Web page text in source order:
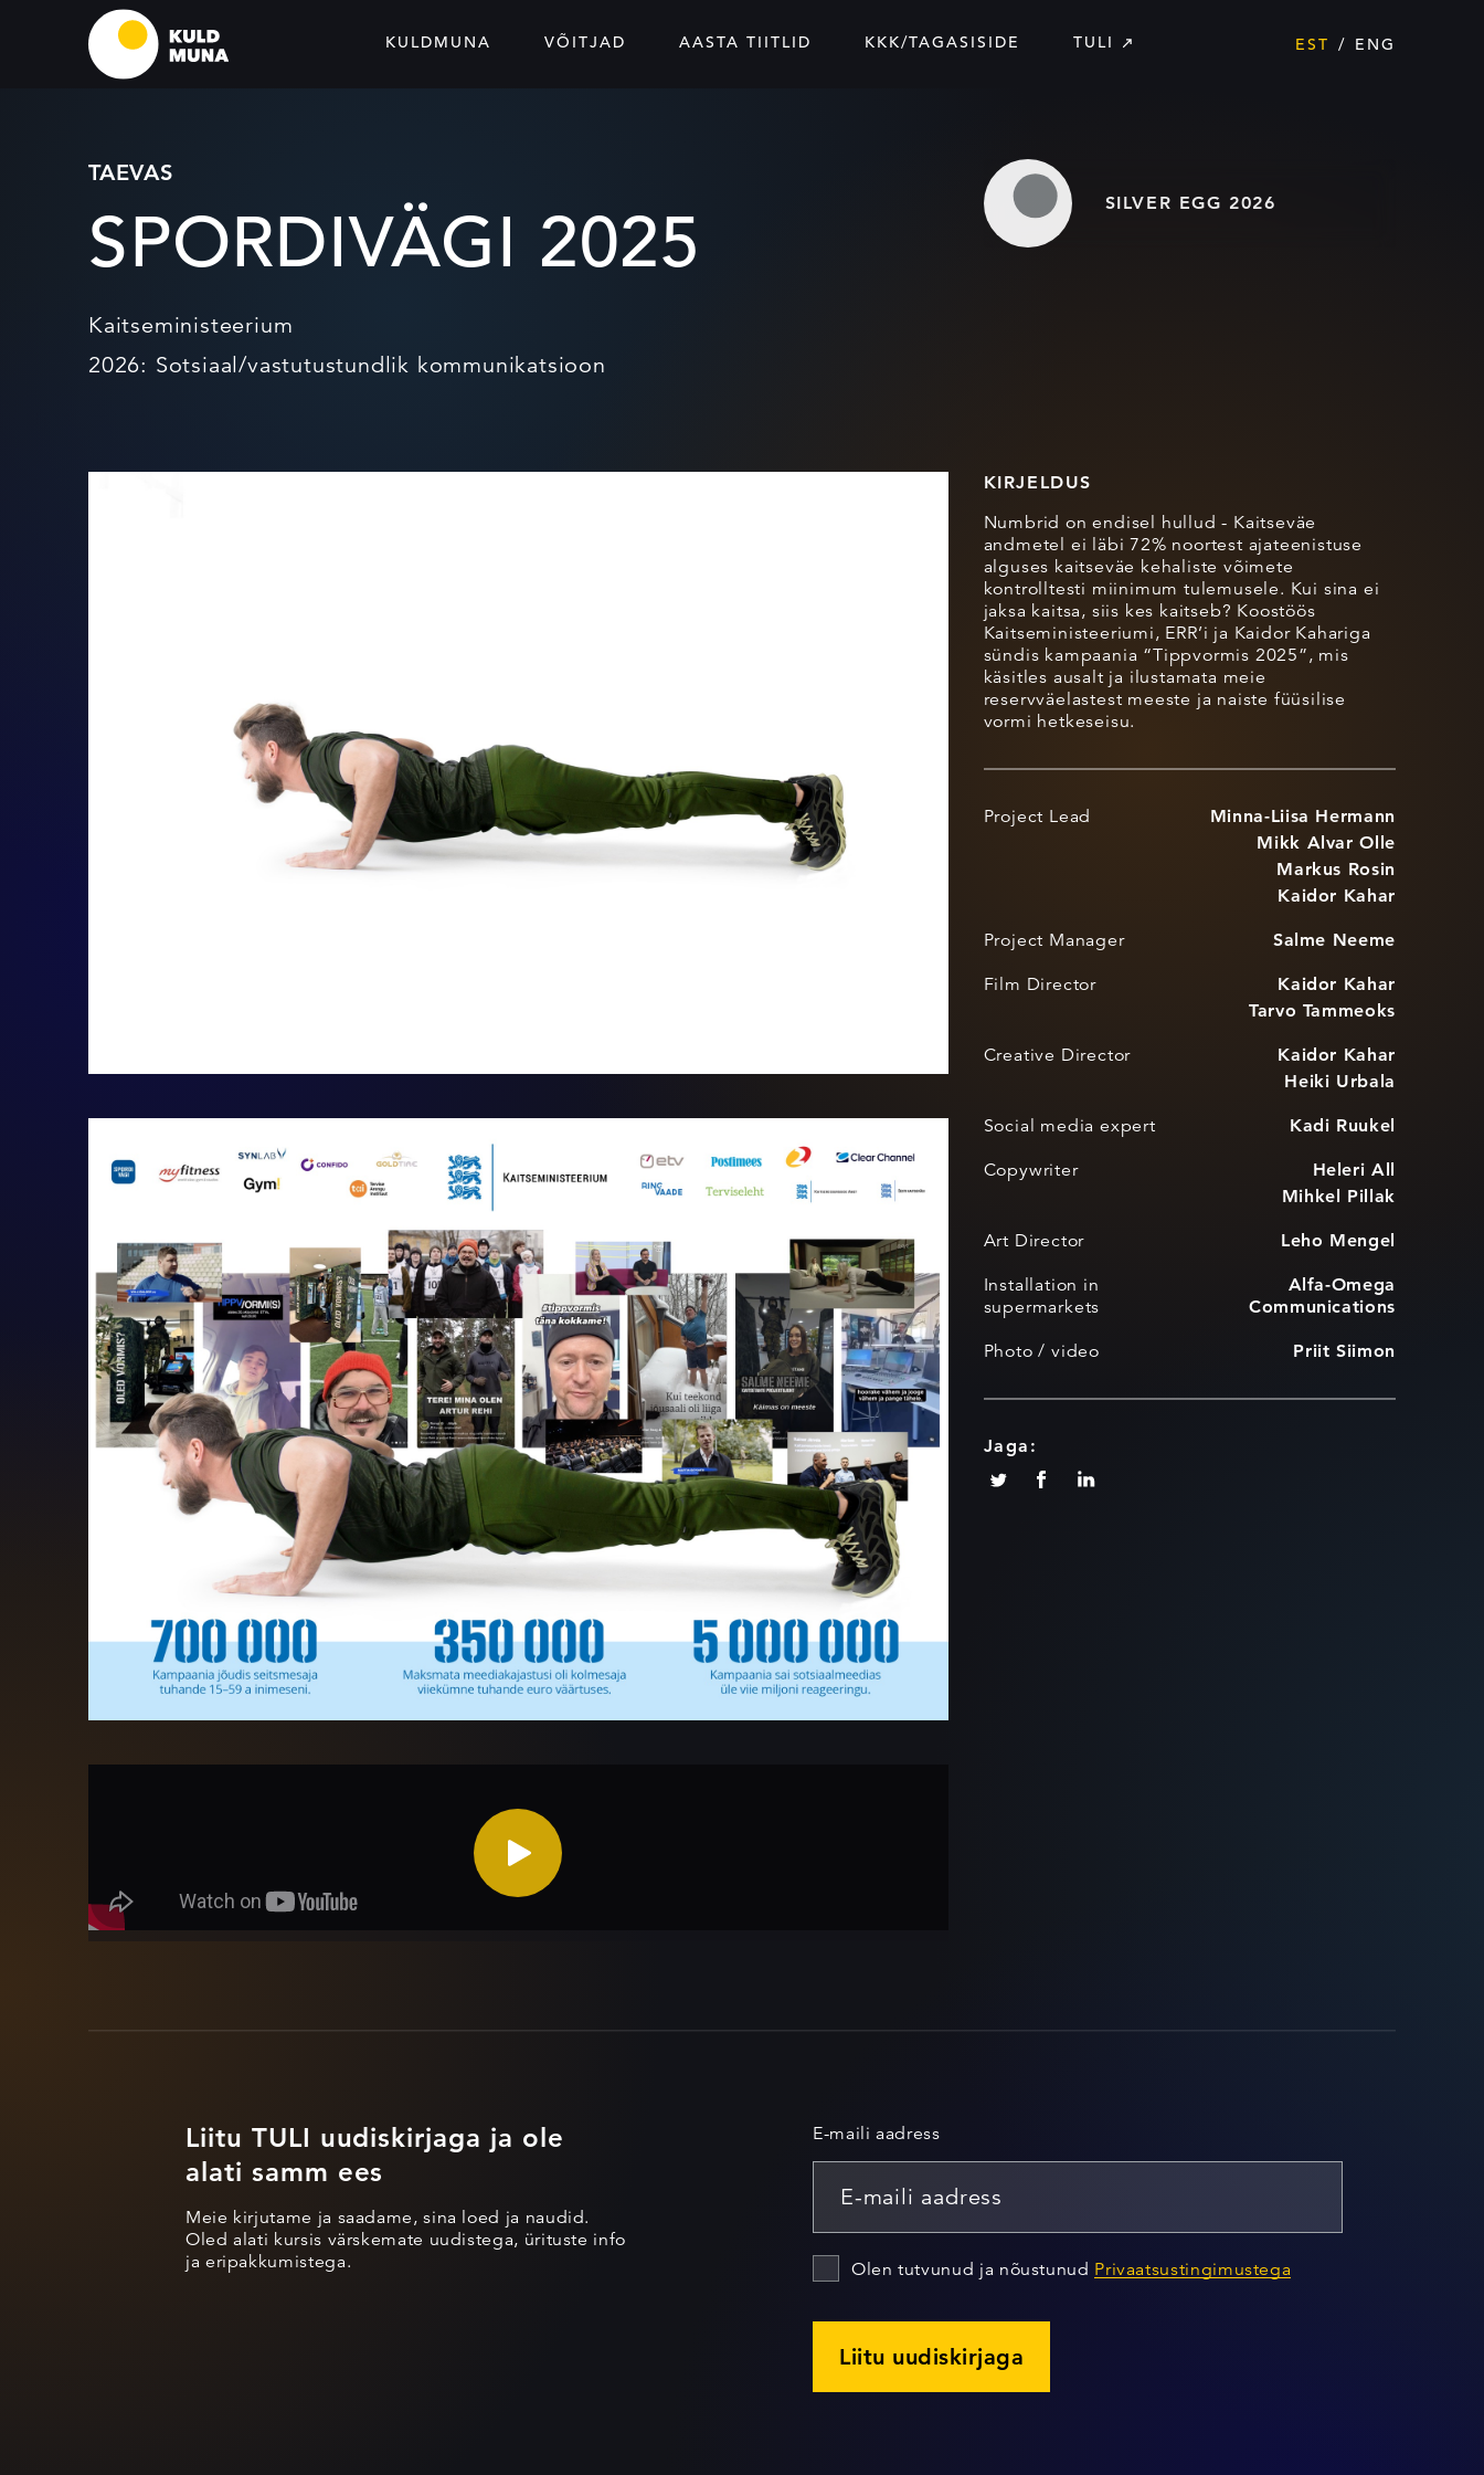
KULDMUNA VÕITJAD AASTA TIITLID KKK/TAGASISIDE TULI EST ENG
TAEVAS
SPORDIVÄGI 2025
Kaitseministeerium
2026: Sotsiaal/vastutustundlik kommunikatsioon
SILVER EGG 2026
KIRJELDUS
Numbrid on endisel hullud - Kaitseväe
andmetel ei läbi 72% noortest ajateenistuse
alguses kaitseväe kehaliste võimete
kontrolltesti miinimum tulemusele. Kui sina ei
jaksa kaitsa, siis kes kaitseb? Koostöös
Kaitseministeeriumi, ERR’i ja Kaidor Kahariga
sündis kampaania “Tippvormis 2025”, mis
käsitles ausalt ja ilustamata meie
reservväelastest meeste ja naiste füüsilise
vormi hetkeseisu.
Project Lead
Minna-Liisa Hermann
Mikk Alvar Olle
Markus Rosin
Kaidor Kahar
Project Manager Salme Neeme
Film Director
Kaidor Kahar
Tarvo Tammeoks
Creative Director
Kaidor Kahar
Heiki Urbala
Social media expert Kadi Ruukel
Copywriter
Heleri All
Mihkel Pillak
Art Director Leho Mengel
Installation in
supermarkets
Alfa-Omega
Communications
Photo / video Priit Siimon
Jaga:
Liitu TULI uudiskirjaga ja ole
alati samm ees
Meie kirjutame ja saadame, sina loed ja naudid.
Oled alati kursis värskemate uudistega, ürituste info
ja eripakkumistega.
E-maili aadress
Olen tutvunud ja nõustunud Privaatsustingimustega
Liitu uudiskirjaga